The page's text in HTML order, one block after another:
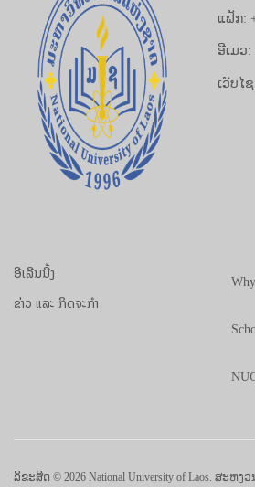
ແຟັກ:
ອີເມວ:
ເວັບໄຊ
ອີເລີນນີ້ງ
ຂ່າວ ແລະ ກິດຈະກຳ
ລິຂະສິດ © 2026 National University of Laos. ສະຫງ